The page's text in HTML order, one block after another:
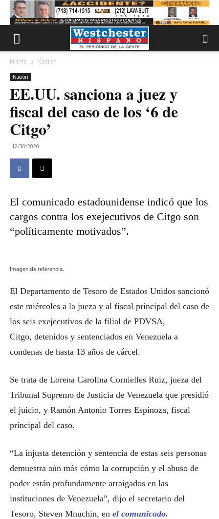
Home Nación
Nación
EE.UU. sanciona a juez y
fiscal del caso de los ‘6 de
Citgo’
12/30/2020
El comunicado estadounidense indicó que los
cargos contra los exejecutivos de Citgo son
“políticamente motivados”.
Imagen de referencia.
El Departamento de Tesoro de Estados Unidos sancionó
este miércoles a la jueza y al fiscal principal del caso de
los seis exejecutivos de la filial de PDVSA,
Citgo, detenidos y sentenciados en Venezuela a
condenas de hasta 13 años de cárcel.
Se trata de Lorena Carolina Cornielles Ruiz, jueza del
Tribunal Supremo de Justicia de Venezuela que presidió
el juicio, y Ramón Antonio Torres Espinoza, fiscal
principal del caso.
“La injusta detención y sentencia de estas seis personas
demuestra aún más cómo la corrupción y el abuso de
poder están profundamente arraigados en las
instituciones de Venezuela”, dijo el secretario del
Tesoro, Steven Mnuchin, en el comunicado.